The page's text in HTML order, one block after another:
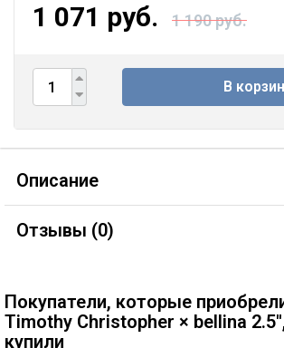
1 071 руб. 1 190 руб.
В
Описание
Отзывы (0)
Покупатели, которые
Timothy Christopher × bellina
купили